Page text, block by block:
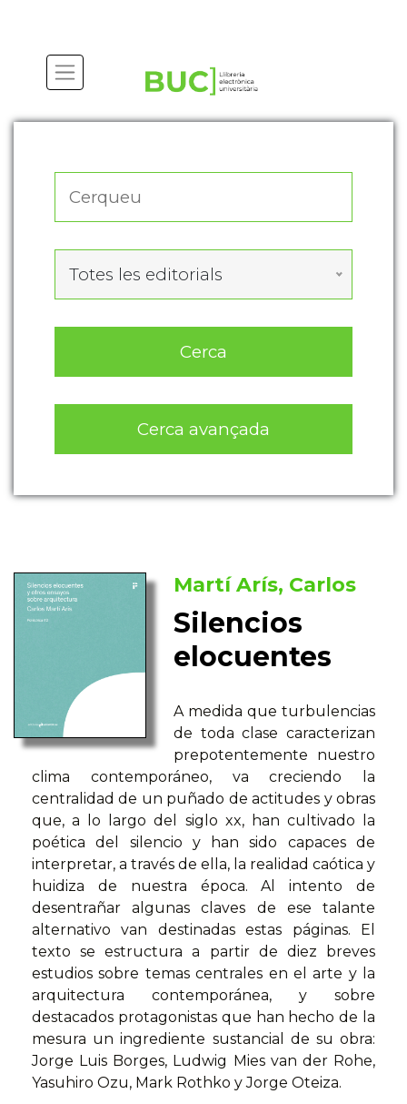
Totes les editorials
Cerca
Cerca avançada
Martí Arís, Carlos
Silencios
elocuentes
A medida que turbulencias
de toda clase caracterizan
prepotentemente nuestro
clima contemporáneo, va creciendo la
centralidad de un puñado de actitudes y obras
que, a lo largo del siglo xx, han cultivado la
poética del silencio y han sido capaces de
interpretar, a través de ella, la realidad caótica y
huidiza de nuestra época. Al intento de
desentrañar algunas claves de ese talante
alternativo van destinadas estas páginas. El
texto se estructura a partir de diez breves
estudios sobre temas centrales en el arte y la
arquitectura contemporánea, y sobre
destacados protagonistas que han hecho de la
mesura un ingrediente sustancial de su obra:
Jorge Luis Borges, Ludwig Mies van der Rohe,
Yasuhiro Ozu, Mark Rothko y Jorge Oteiza.